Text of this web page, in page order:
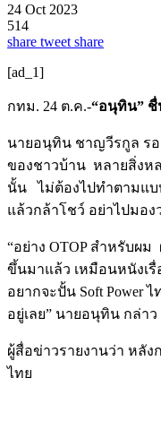
24 Oct 2023
514
share tweet share
[ad_1]
กทม. 24 ต.ค.-“อนุทิน” ชื่
นายอนุทิน ชาญวีรกูล รอ
ของชาวบ้าน หลายสิ่งหล
นั้น ไม่ต้องไปทำตามแบ
แล้วกล้าโชว์ อย่าไปมอ
“อย่าง OTOP สำหรับผ
ขึ้นมาแล้ว เหมือนหนังเ
อยากจะปั้น Soft Power
อยู่เลย” นายอนุทิน กล่าว
ผู้สื่อข่าวรายงานว่า หลั
ไทย